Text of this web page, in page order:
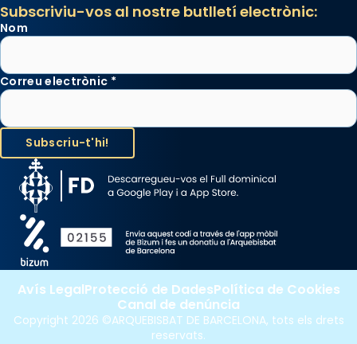
Subscriviu-vos al nostre butlletí electrònic:
Nom
Correu electrònic *
Copyright 2026 ©ARQUEBISBAT DE BARCELONA, tots els drets
reservats.
Avís LegalProtecció de DadesPolítica de Cookies
Canal de denúncia